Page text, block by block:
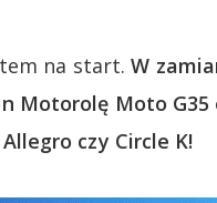
na start.W
Motorolę Moto G35
czy Circle K!